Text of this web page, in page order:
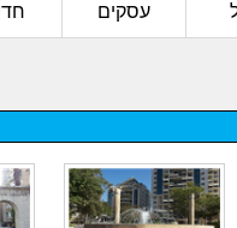
עסקים